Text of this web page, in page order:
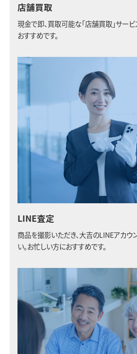
店舗買取
現金で即、買取可能な「店舗買取」サー
おすすめです。
LINE査定
商品を撮影いただき、大吉のLINEアカウ
い。お忙しい方におすすめです。